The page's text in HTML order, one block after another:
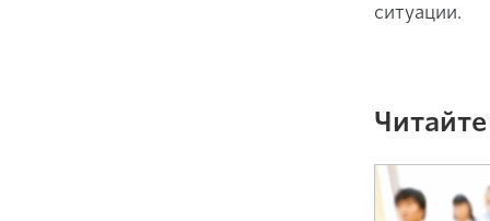
ситуации.